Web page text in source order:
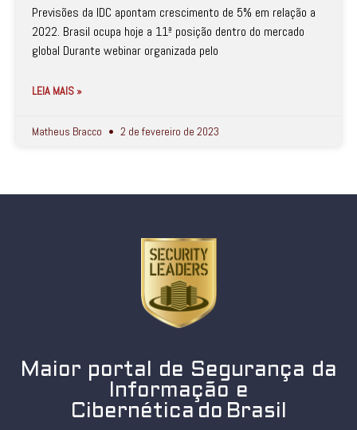
Previsões da IDC apontam crescimento de 5% em relação a
2022. Brasil ocupa hoje a 11ª posição dentro do mercado
global Durante webinar organizada pelo
LEIA MAIS »
Matheus Bracco 2 de fevereiro de 2023
Maior portal de Segurança da
Informação e
Cibernética do Brasil